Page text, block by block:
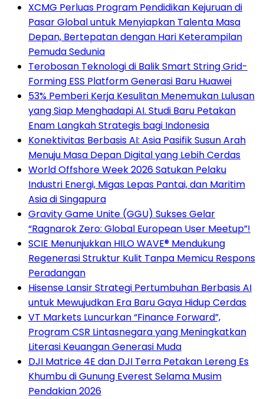
XCMG Perluas Program Pendidikan Kejuruan di
Pasar Global untuk Menyiapkan Talenta Masa
Depan, Bertepatan dengan Hari Keterampilan
Pemuda Sedunia
Terobosan Teknologi di Balik Smart String Grid-
Forming ESS Platform Generasi Baru Huawei
53% Pemberi Kerja Kesulitan Menemukan Lulusan
yang Siap Menghadapi AI. Studi Baru Petakan
Enam Langkah Strategis bagi Indonesia
Konektivitas Berbasis AI: Asia Pasifik Susun Arah
Menuju Masa Depan Digital yang Lebih Cerdas
World Offshore Week 2026 Satukan Pelaku
Industri Energi, Migas Lepas Pantai, dan Maritim
Asia di Singapura
Gravity Game Unite (GGU) Sukses Gelar
“Ragnarok Zero: Global European User Meetup”!
SCIE Menunjukkan HILO WAVE® Mendukung
Regenerasi Struktur Kulit Tanpa Memicu Respons
Peradangan
Hisense Lansir Strategi Pertumbuhan Berbasis AI
untuk Mewujudkan Era Baru Gaya Hidup Cerdas
VT Markets Luncurkan “Finance Forward”,
Program CSR Lintasnegara yang Meningkatkan
Literasi Keuangan Generasi Muda
DJI Matrice 4E dan DJI Terra Petakan Lereng Es
Khumbu di Gunung Everest Selama Musim
Pendakian 2026